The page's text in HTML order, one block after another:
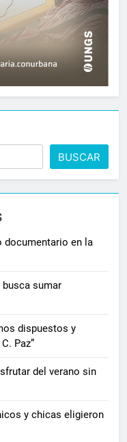
BUSCAR
documentario en la
busca sumar
dispuestos y
Paz”
del verano sin
y chicas eligieron